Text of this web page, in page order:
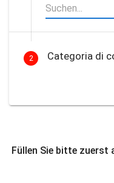
2 Categoria di
Füllen Sie bitte zuerst